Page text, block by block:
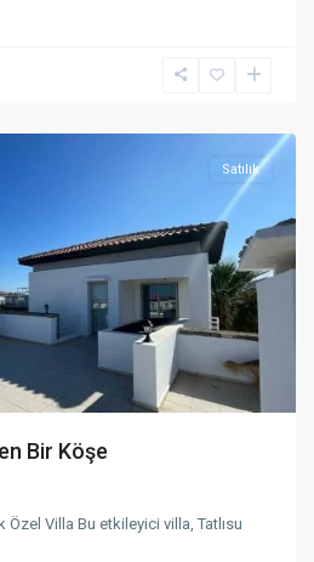
Satılık
Bir Köşe
Özel Villa Bu etkileyici villa, Tatlısu